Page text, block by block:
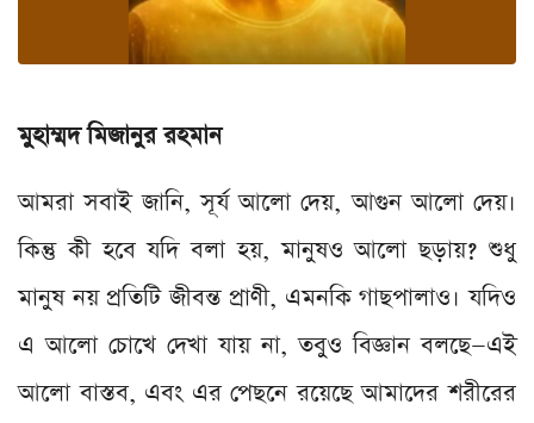
মুহাম্মদ মিজানুর রহমান
আমরা সবাই জানি, সূর্য আলো দেয়, আগুন আলো দেয়।
কিন্তু কী হবে যদি বলা হয়, মানুষও আলো ছড়ায়? শুধু
মানুষ নয় প্রতিটি জীবন্ত প্রাণী, এমনকি গাছপালাও। যদিও
এ আলো চোখে দেখা যায় না, তবুও বিজ্ঞান বলছে—এই
আলো বাস্তব, এবং এর পেছনে রয়েছে আমাদের শরীরের